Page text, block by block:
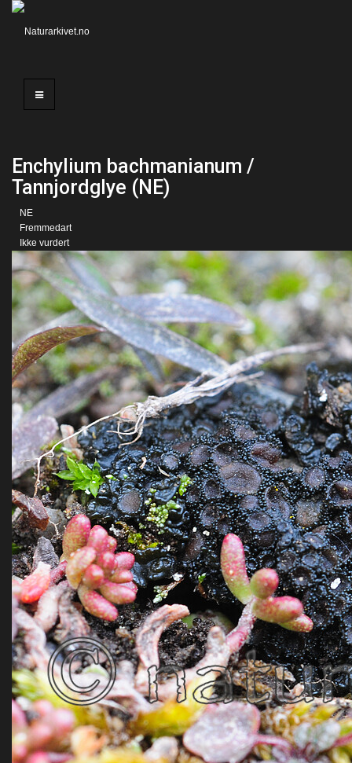
Enchylium bachmanianum /
Tannjordglye (NE)
NE
Fremmedart
Ikke vurdert